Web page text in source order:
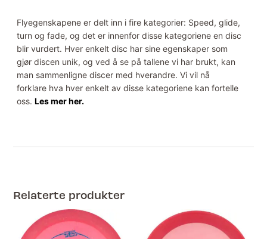
Flyegenskapene er delt inn i fire kategorier: Speed, glide,
turn og fade, og det er innenfor disse kategoriene en disc
blir vurdert. Hver enkelt disc har sine egenskaper som
gjør discen unik, og ved å se på tallene vi har brukt, kan
man sammenligne discer med hverandre. Vi vil nå
forklare hva hver enkelt av disse kategoriene kan fortelle
oss.Les mer her.
Relaterte produkter